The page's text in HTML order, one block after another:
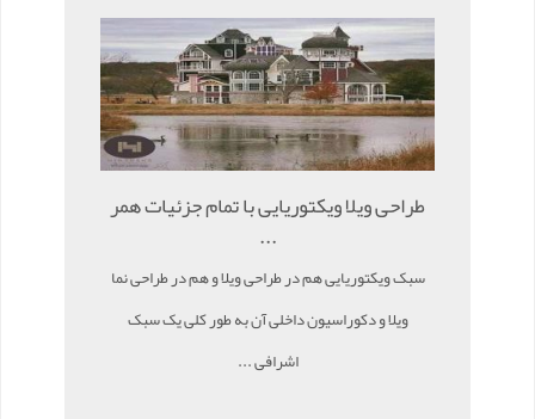
طراحی ویلا ویکتوریایی با تمام جزئیات همر
...
سبک ویکتوریایی هم در طراحی ویلا و هم در طراحی نما
ویلا و دکوراسیون داخلی آن به طور کلی یک سبک
اشرافی ...